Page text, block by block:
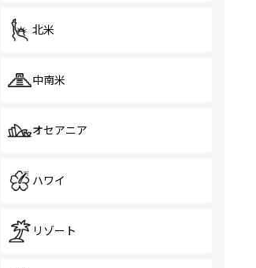
北米
中南米
オセアニア
ハワイ
リゾート